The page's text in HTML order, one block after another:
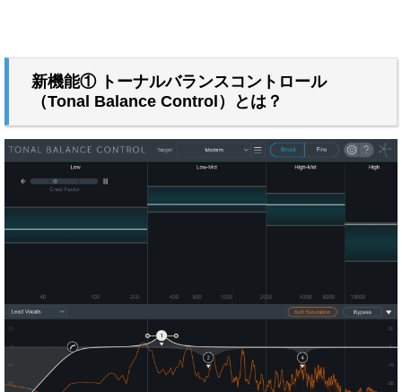
新機能① トーナルバランスコントロール
（Tonal Balance Control）とは？